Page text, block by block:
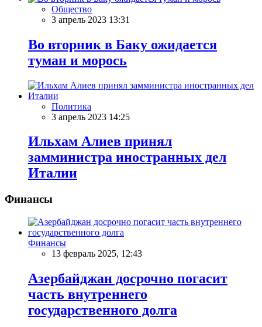
Общество
3 апрель 2023 13:31
Во вторник в Баку ожидается
туман и морось
Политика
3 апрель 2023 14:25
Ильхам Алиев принял
замминистра иностранных дел
Италии
Финансы
Финансы
13 февраль 2025, 12:43
Азербайджан досрочно погасит
часть внутреннего
государственного долга